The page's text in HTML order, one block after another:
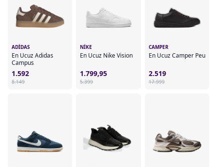
ADIDAS
En Ucuz Adidas
Campus
1.592
8.149
NIKE
En Ucuz Nike Vision
1.799,95
5.399
CAMPER
En Ucuz Camper Peu
2.519
17.999